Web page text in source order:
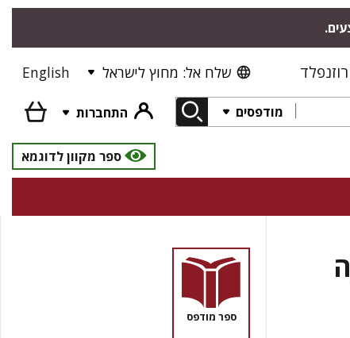
שלח אל: מחוץ לישראל English
מודפסים
התחברות
ספר מקוון לדוגמא
ספר מודפס